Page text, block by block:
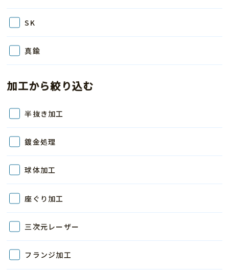
SK
真鍮
加工から絞り込む
半抜き加工
鍍金処理
球体加工
座ぐり加工
三次元レーザー
フランジ加工